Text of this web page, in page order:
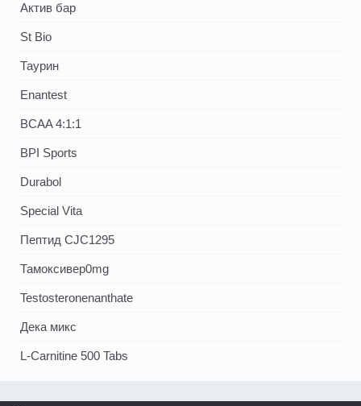
Актив бар
St Bio
Таурин
Enantest
BCAA 4:1:1
BPI Sports
Durabol
Special Vita
Пептид CJC1295
Тамоксивер0mg
Testosteronenanthate
Дека микс
L-Carnitine 500 Tabs